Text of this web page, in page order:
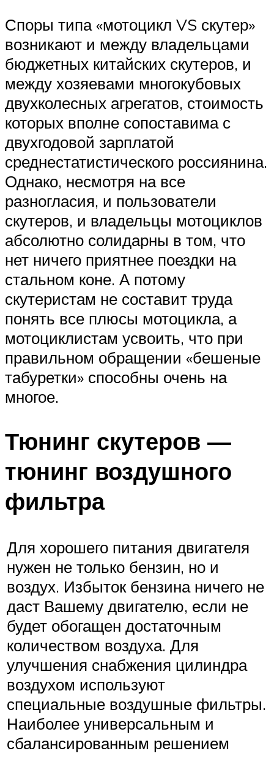
Споры типа «мотоцикл VS скутер»
возникают и между владельцами
бюджетных китайских скутеров, и
между хозяевами многокубовых
двухколесных агрегатов, стоимость
которых вполне сопоставима с
двухгодовой зарплатой
среднестатистического россиянина.
Однако, несмотря на все
разногласия, и пользователи
скутеров, и владельцы мотоциклов
абсолютно солидарны в том, что
нет ничего приятнее поездки на
стальном коне. А потому
скутеристам не составит труда
понять все плюсы мотоцикла, а
мотоциклистам усвоить, что при
правильном обращении «бешеные
табуретки» способны очень на
многое.
Тюнинг скутеров —
тюнинг воздушного
фильтра
Для хорошего питания двигателя
нужен не только бензин, но и
воздух. Избыток бензина ничего не
даст Вашему двигателю, если не
будет обогащен достаточным
количеством воздуха. Для
улучшения снабжения цилиндра
воздухом используют
специальные воздушные фильтры.
Наиболее универсальным и
сбалансированным решением